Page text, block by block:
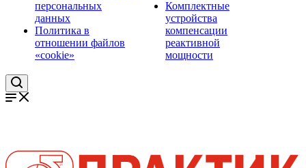
персональных
данных
Политика в
отношении файлов
«cookie»
Комплектные
устройства
компенсации
реактивной
мощности